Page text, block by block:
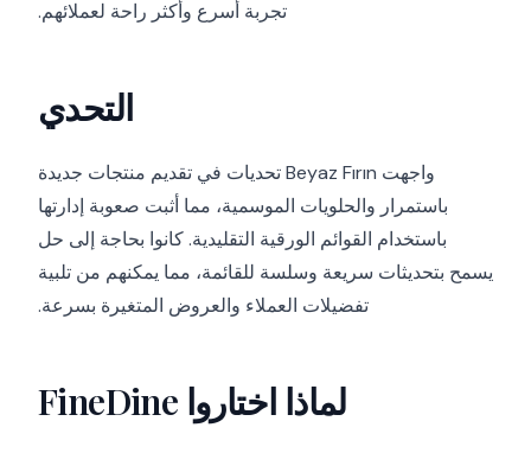
تجربة أسرع وأكثر راحة لعملائهم.
التحدي
واجهت Beyaz Fırın تحديات في تقديم منتجات جديدة
باستمرار والحلويات الموسمية، مما أثبت صعوبة إدارتها
باستخدام القوائم الورقية التقليدية. كانوا بحاجة إلى حل
يسمح بتحديثات سريعة وسلسة للقائمة، مما يمكنهم من تلبية
تفضيلات العملاء والعروض المتغيرة بسرعة.
لماذا اختاروا FineDine